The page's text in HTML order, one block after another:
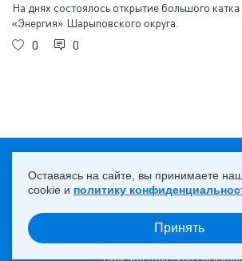
На днях состоялось открытие большого
«Энергия» Шарыповского округа.
0 0
© 2013 — 2026 ПАО
Оставаясь на сайте, вы принимаете
cookie и политику
Принять